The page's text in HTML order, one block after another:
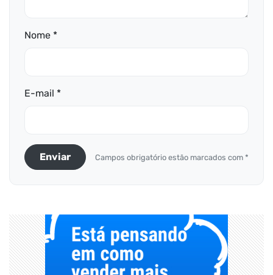
Nome *
E-mail *
Enviar Campos obrigatório estão marcados com *